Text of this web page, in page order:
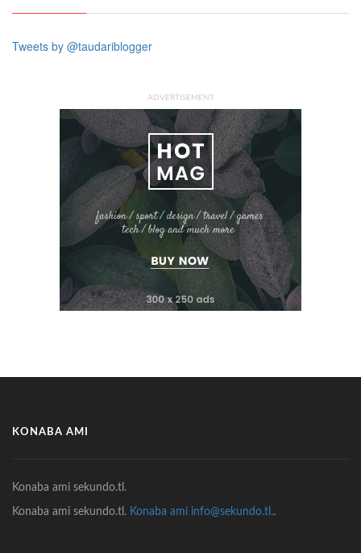
Tweets by @taudariblogger
ADVERTISEMENT
KONABA AMI
Konaba ami sekundo.tl.
Konaba ami sekundo.tl. Konaba ami info@sekundo.tl..